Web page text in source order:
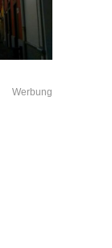
Werbung